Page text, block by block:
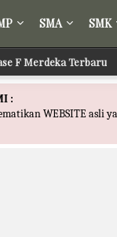
SMA SMK
F Merdeka Terbaru
:
WEBSITE asli